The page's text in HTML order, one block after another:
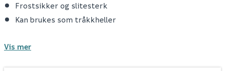
Frostsikker og slitesterk
Kan brukes som tråkkheller
Vis mer